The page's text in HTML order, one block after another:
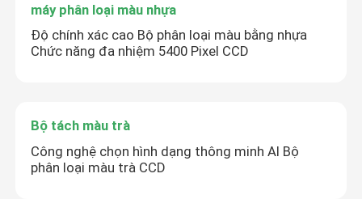
máy phân loại màu nhựa
Độ chính xác cao Bộ phân loại màu bằng nhựa
Chức năng đa nhiệm 5400 Pixel CCD
Bộ tách màu trà
Công nghệ chọn hình dạng thông minh AI Bộ
phân loại màu trà CCD